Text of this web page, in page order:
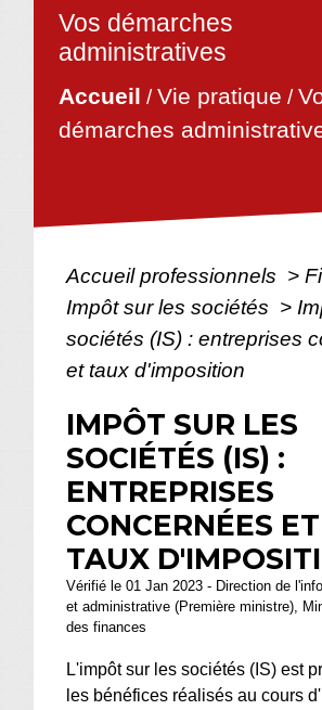
Vos démarches
administratives
Accueil /Vie pratique /
démarches
Accueil professionnels >
Impôt sur les sociétés >
sociétés (IS) : entreprises
et taux d'imposition
IMPÔT SUR LES
SOCIÉTÉS (IS) :
ENTREPRISES
CONCERNÉES ET
TAUX
Vérifié le 01 Jan 2023 - Direction de
et administrative (Première ministre),
des finances
L'impôt sur les sociétés (IS) est
les bénéfices réalisés au cours